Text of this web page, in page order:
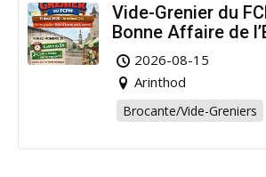
Vide-Grenier du
Bonne Affaire de
Arinthod !
2026-08-15
Arinthod
Brocante/Vide-Greniers